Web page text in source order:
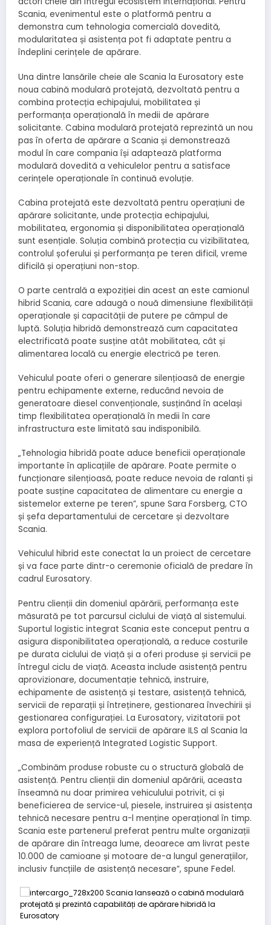
Scania, evenimentul este o platformă pentru a
demonstra cum tehnologia comercială dovedită,
modularitatea și asistența pot fi adaptate pentru a
îndeplini cerințele de apărare.
Una dintre lansările cheie ale Scania la Eurosatory este
noua cabină modulară protejată, dezvoltată pentru a
combina protecția echipajului, mobilitatea și
performanța operațională în medii de apărare
solicitante. Cabina modulară protejată reprezintă un nou
pas în oferta de apărare a Scania și demonstrează
modul în care compania își adaptează platforma
modulară dovedită a vehiculelor pentru a satisface
cerințele operaționale în continuă evoluție.
Cabina protejată este dezvoltată pentru operațiuni de
apărare solicitante, unde protecția echipajului,
mobilitatea, ergonomia și disponibilitatea operațională
sunt esențiale. Soluția combină protecția cu vizibilitatea,
controlul șoferului și performanța pe teren dificil, vreme
dificilă și operațiuni non-stop.
O parte centrală a expoziției din acest an este camionul
hibrid Scania, care adaugă o nouă dimensiune flexibilității
operaționale și capacității de putere pe câmpul de
luptă. Soluția hibridă demonstrează cum capacitatea
electrificată poate susține atât mobilitatea, cât și
alimentarea locală cu energie electrică pe teren.
Vehiculul poate oferi o generare silențioasă de energie
pentru echipamente externe, reducând nevoia de
generatoare diesel convenționale, susținând în același
timp flexibilitatea operațională în medii în care
infrastructura este limitată sau indisponibilă.
„Tehnologia hibridă poate aduce beneficii operaționale
importante în aplicațiile de apărare. Poate permite o
funcționare silențioasă, poate reduce nevoia de ralanti și
poate susține capacitatea de alimentare cu energie a
sistemelor externe pe teren”, spune Sara Forsberg, CTO
și șefa departamentului de cercetare și dezvoltare
Scania.
Vehiculul hibrid este conectat la un proiect de cercetare
și va face parte dintr-o ceremonie oficială de predare în
cadrul Eurosatory.
Pentru clienții din domeniul apărării, performanța este
măsurată pe tot parcursul ciclului de viață al sistemului.
Suportul logistic integrat Scania este conceput pentru a
asigura disponibilitatea operațională, a reduce costurile
pe durata ciclului de viață și a oferi produse și servicii pe
întregul ciclu de viață. Aceasta include asistență pentru
aprovizionare, documentație tehnică, instruire,
echipamente de asistență și testare, asistență tehnică,
servicii de reparații și întreținere, gestionarea învechirii și
gestionarea configurației. La Eurosatory, vizitatorii pot
explora portofoliul de servicii de apărare ILS al Scania la
masa de experiență Integrated Logistic Support.
„Combinăm produse robuste cu o structură globală de
asistență. Pentru clienții din domeniul apărării, aceasta
înseamnă nu doar primirea vehiculului potrivit, ci și
beneficierea de service-ul, piesele, instruirea și asistența
tehnică necesare pentru a-l menține operațional în timp.
Scania este partenerul preferat pentru multe organizații
de apărare din întreaga lume, deoarece am livrat peste
10.000 de camioane și motoare de-a lungul generațiilor,
inclusiv funcțiile de asistență necesare”, spune Fedel.